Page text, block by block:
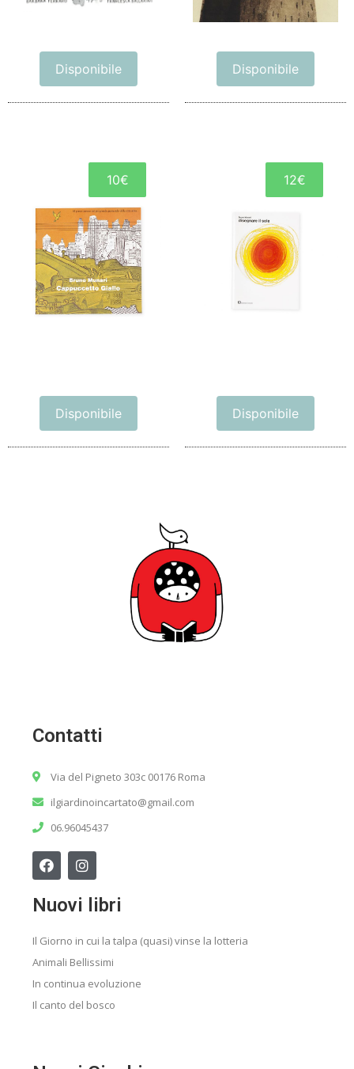
Disponibile Disponibile
Disponibile
10€
Disponibile
12€
Contatti
Via del Pigneto 303c 00176 Roma
ilgiardinoincartato@gmail.com
06.96045437
Nuovi libri
Il Giorno in cui la talpa (quasi) vinse la lotteria
Animali Bellissimi
In continua evoluzione
Il canto del bosco